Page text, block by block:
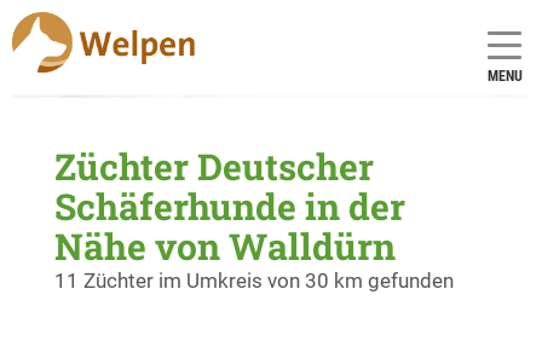
MENU
Züchter Deutscher
Schäferhunde in der
Nähe von Walldürn
11 Züchter im Umkreis von 30 km gefunden